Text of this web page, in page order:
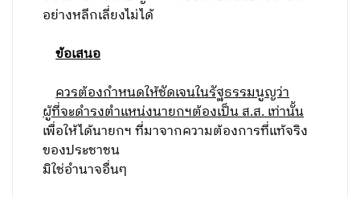
อย่างหลีกเลี่ยงไม่ได้
ข้อเสนอ
ควรต้องกำหนดให้ชัดเจนในรัฐธรรมนูญว่า
ผู้ที่จะดำรงตำแหน่งนายกฯต้องเป็น ส.ส. เท่านั้น
เพื่อให้ได้นายกฯ ที่มาจากความต้องการที่แท้จริง
ของประชาชน
มิใช่อำนาจอื่นๆ